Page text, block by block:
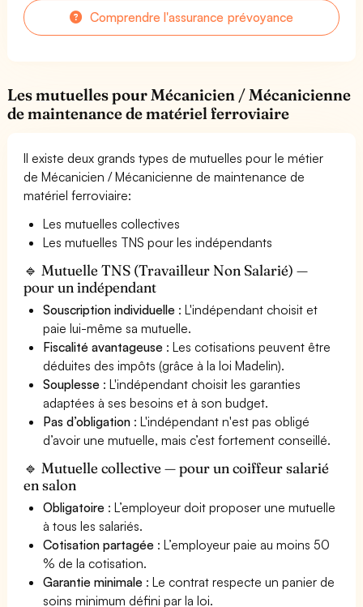
Comprendre l'assurance prévoyance
Les mutuelles pour Mécanicien / Mécanicienne
de maintenance de matériel ferroviaire
Il existe deux grands types de mutuelles pour le métier
de Mécanicien / Mécanicienne de maintenance de
matériel ferroviaire:
Les mutuelles collectives
Les mutuelles TNS pour les indépendants
🔹 Mutuelle TNS (Travailleur Non Salarié) —
pour un indépendant
Souscription individuelle : L'indépendant choisit et
paie lui-même sa mutuelle.
Fiscalité avantageuse : Les cotisations peuvent être
déduites des impôts (grâce à la loi Madelin).
Souplesse : L'indépendant choisit les garanties
adaptées à ses besoins et à son budget.
Pas d’obligation : L'indépendant n'est pas obligé
d’avoir une mutuelle, mais c’est fortement conseillé.
🔹 Mutuelle collective — pour un coiffeur salarié
en salon
Obligatoire : L’employeur doit proposer une mutuelle
à tous les salariés.
Cotisation partagée : L’employeur paie au moins 50
% de la cotisation.
Garantie minimale : Le contrat respecte un panier de
soins minimum défini par la loi.